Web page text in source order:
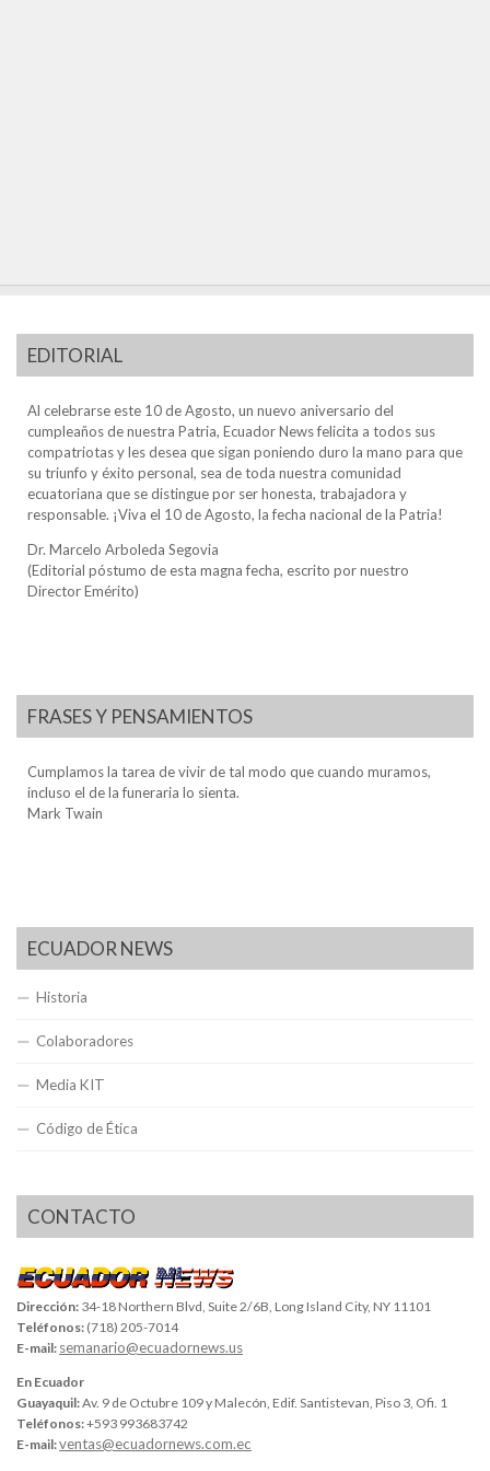
EDITORIAL
Al celebrarse este 10 de Agosto, un nuevo aniversario del
cumpleaños de nuestra Patria, Ecuador News felicita a todos sus
compatriotas y les desea que sigan poniendo duro la mano para que
su triunfo y éxito personal, sea de toda nuestra comunidad
ecuatoriana que se distingue por ser honesta, trabajadora y
responsable. ¡Viva el 10 de Agosto, la fecha nacional de la Patria!
Dr. Marcelo Arboleda Segovia
(Editorial póstumo de esta magna fecha, escrito por nuestro
Director Emérito)
FRASES Y PENSAMIENTOS
Cumplamos la tarea de vivir de tal modo que cuando muramos,
incluso el de la funeraria lo sienta.
Mark Twain
ECUADOR NEWS
Historia
Colaboradores
Media KIT
Código de Ética
CONTACTO
Dirección: 34-18 Northern Blvd, Suite 2/6B, Long Island City, NY 11101
Teléfonos: (718) 205-7014
E-mail: semanario@ecuadornews.us
En Ecuador
Guayaquil:Av. 9 de Octubre 109 y Malecón, Edif. Santistevan, Piso 3, Ofi. 1
Teléfonos:+593 993683742
E-mail:ventas@ecuadornews.com.ec